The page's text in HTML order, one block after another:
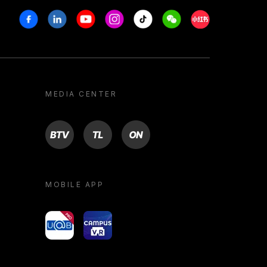
FacebookLinkedinYoutubeInstagram
Tiktok WeechatXiaohongshu/
MEDIA CENTER
BTV TL ON
MOBILE APP
yoU@B Campus VR